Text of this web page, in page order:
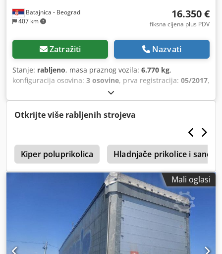
Batajnica - Beograd
407 km
16.350 €
fiksna cijena plus PDV
Zatražiti Nazvati
Stanje: rabljeno, masa praznog vozila: 6.770 kg,
konfiguracija osovina: 3 osovine, prva registracija: 05/2017,
13.620 mm
prostora:2.480 mm, visina utovarnog prostora:3.000 mm,
volumen tovarnog prostora:101 m³, ovjes:
gume:385/55 R22,5 , boja: srebrna
Otkrijte više rabljenih strojeva
Kiper poluprikolica Hladnjače prikolice i
Mali oglasi